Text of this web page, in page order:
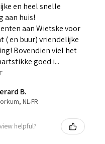
en heel snelle
aan huis!
aan Wietske voor
( en buur) vriendelijke
Bovendien viel het
goed i...
B.
NL-FR
helpful?